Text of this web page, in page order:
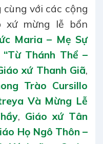
với các cộng
xứ mừng lễ bổn
Maria – Mẹ Sự
Thánh Thể –
xứ Thanh Giã,
Trào Cursillo
Và Mừng Lễ
, Giáo xứ Tân
Họ Ngô Thôn –